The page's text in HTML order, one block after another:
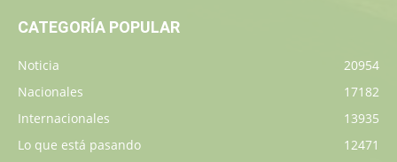
CATEGORÍA POPULAR
Noticia
20954
Nacionales
17182
Internacionales
13935
Lo que está pasando
12471